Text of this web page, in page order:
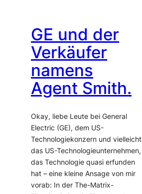
GE und der
Verkäufer
namens
Agent Smith.
Okay, liebe Leute bei General
Electric (GE), dem US-
Technologiekonzern und vielleicht
das US-Technologieunternehmen,
das Technologie quasi erfunden
hat – eine kleine Ansage von mir
vorab: In der The-Matrix-